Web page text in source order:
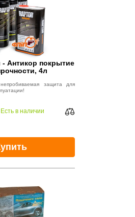
Антикор покрытие
4л
защита для
Есть в наличии